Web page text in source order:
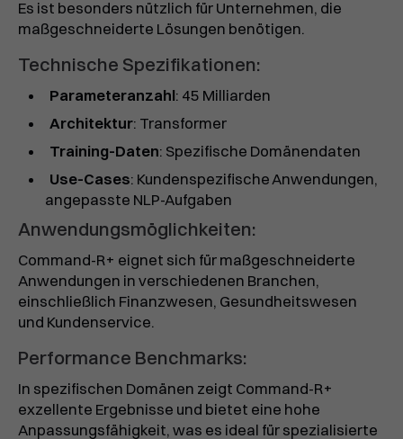
Es ist besonders nützlich für Unternehmen, die
maßgeschneiderte Lösungen benötigen.
Technische Spezifikationen:
Parameteranzahl: 45 Milliarden
Architektur: Transformer
Training-Daten: Spezifische Domänendaten
Use-Cases: Kundenspezifische Anwendungen,
angepasste NLP-Aufgaben
Anwendungsmöglichkeiten:
Command-R+ eignet sich für maßgeschneiderte
Anwendungen in verschiedenen Branchen,
einschließlich Finanzwesen, Gesundheitswesen
und Kundenservice.
Performance Benchmarks:
In spezifischen Domänen zeigt Command-R+
exzellente Ergebnisse und bietet eine hohe
Anpassungsfähigkeit, was es ideal für spezialisierte